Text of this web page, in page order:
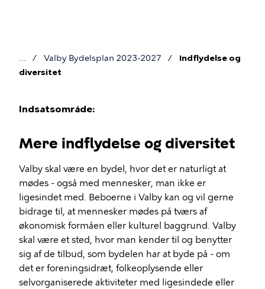
Brødkrumme
Valby Bydelsplan 2023-2027
Indflydelse og
diversitet
Indflydelse
og
diversitet
Indsatsområde:
Mere indflydelse og diversitet
Valby skal være en bydel, hvor det er naturligt at
mødes - også med mennesker, man ikke er
ligesindet med. Beboerne i Valby kan og vil gerne
bidrage til, at mennesker mødes på tværs af
økonomisk formåen eller kulturel baggrund. Valby
skal være et sted, hvor man kender til og benytter
sig af de tilbud, som bydelen har at byde på - om
det er foreningsidræt, folkeoplysende eller
selvorganiserede aktiviteter med ligesindede eller